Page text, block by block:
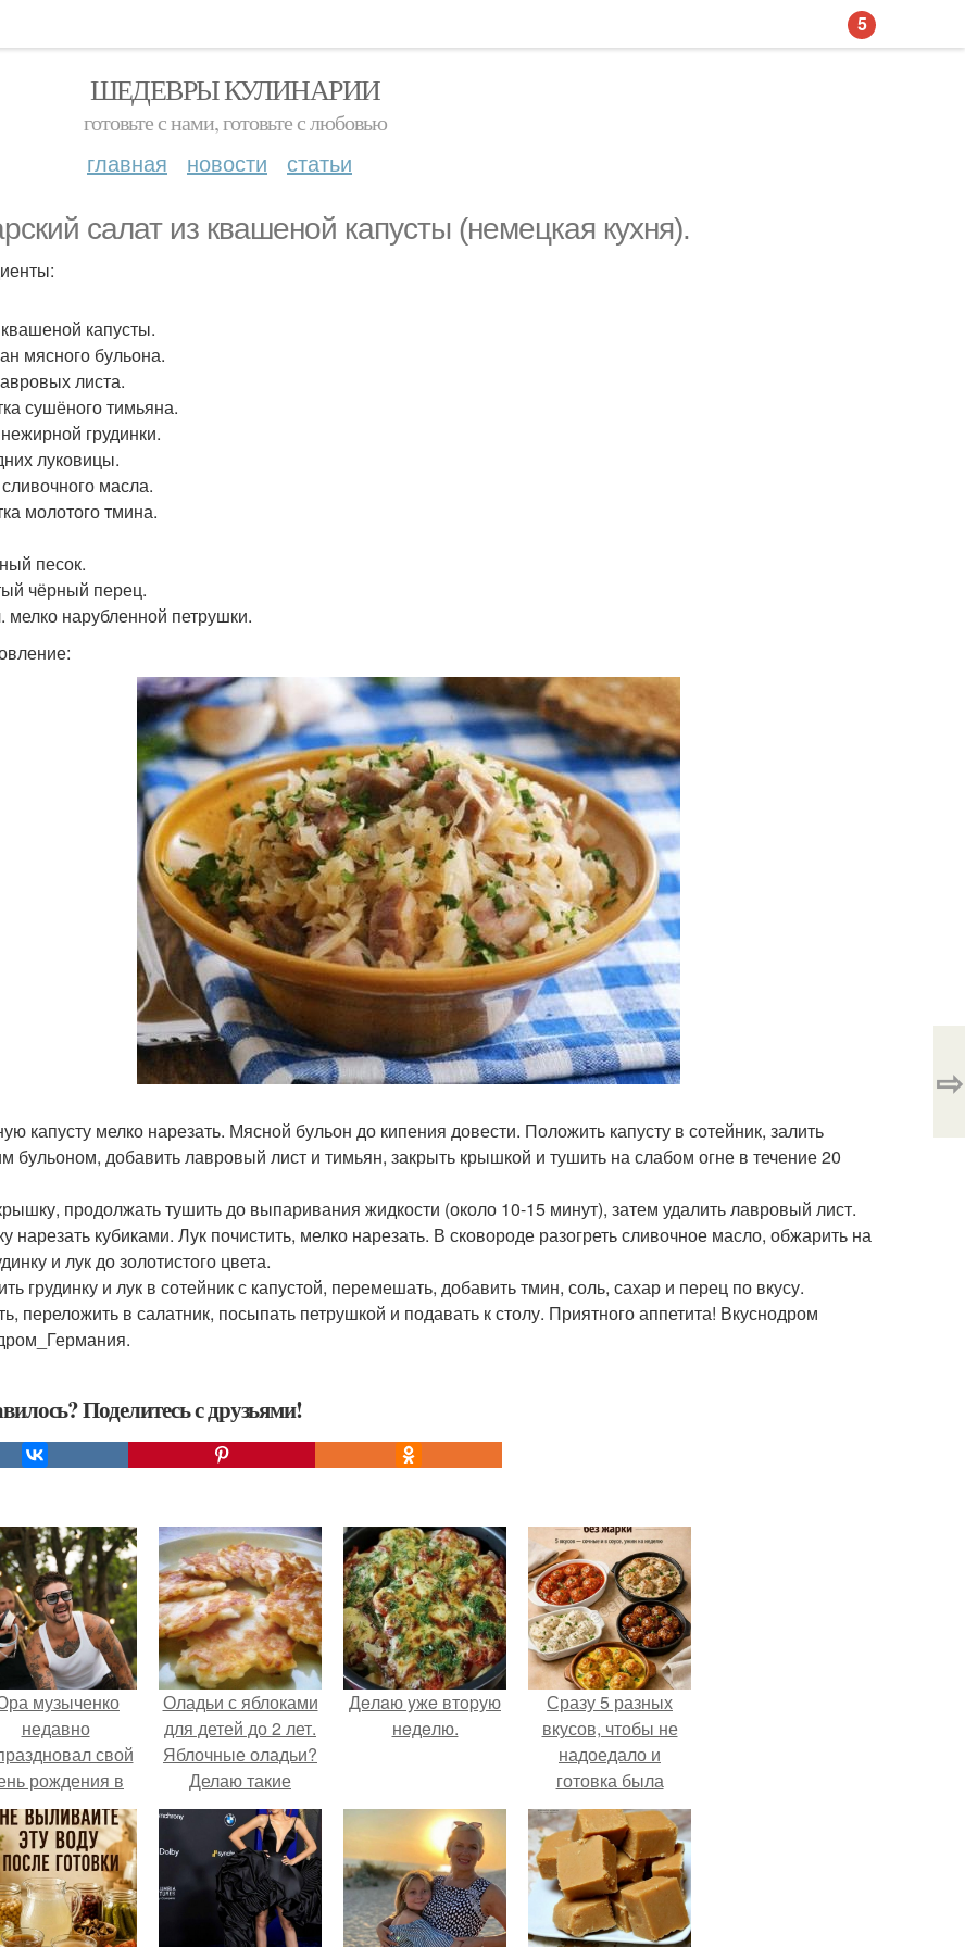
ШЕДЕВРЫ КУЛИНАРИИ
готовьте с нами, готовьте с любовью
главная новости статьи
салат из квашеной капусты (немецкая кухня).
капусты.
мясного бульона.
листа.
сушёного тимьяна.
грудинки.
луковицы.
масла.
молотого тмина.
песок.
чёрный перец.
мелко нарубленной петрушки.
капусту мелко нарезать. Мясной бульон до кипения довести. Положить капусту в сотейник, залить
бульоном, добавить лавровый лист и тимьян, закрыть крышкой и тушить на слабом огне в течение 20
продолжать тушить до выпаривания жидкости (около 10-15 минут), затем удалить лавровый лист.
нарезать кубиками. Лук почистить, мелко нарезать. В сковороде разогреть сливочное масло, обжарить на
и лук до золотистого цвета.
грудинку и лук в сотейник с капустой, перемешать, добавить тмин, соль, сахар и перец по вкусу.
переложить в салатник, посыпать петрушкой и подавать к столу. Приятного аппетита! Вкуснодром
Поделитесь с друзьями!
⇨
музыченко
недавно
свой
рождения в
кругу самых
и родных
людей.
Оладьи с яблоками
для детей до 2 лет.
Яблочные оладьи?
Делаю такие
оладьи для ребенка
постоянно,
особенно в сезон
яблок.
Дeлaю yжe втopую
нeдeлю.
Сразу 5 разных
вкусов, чтобы не
надоедало и
готовка была
проще.
5